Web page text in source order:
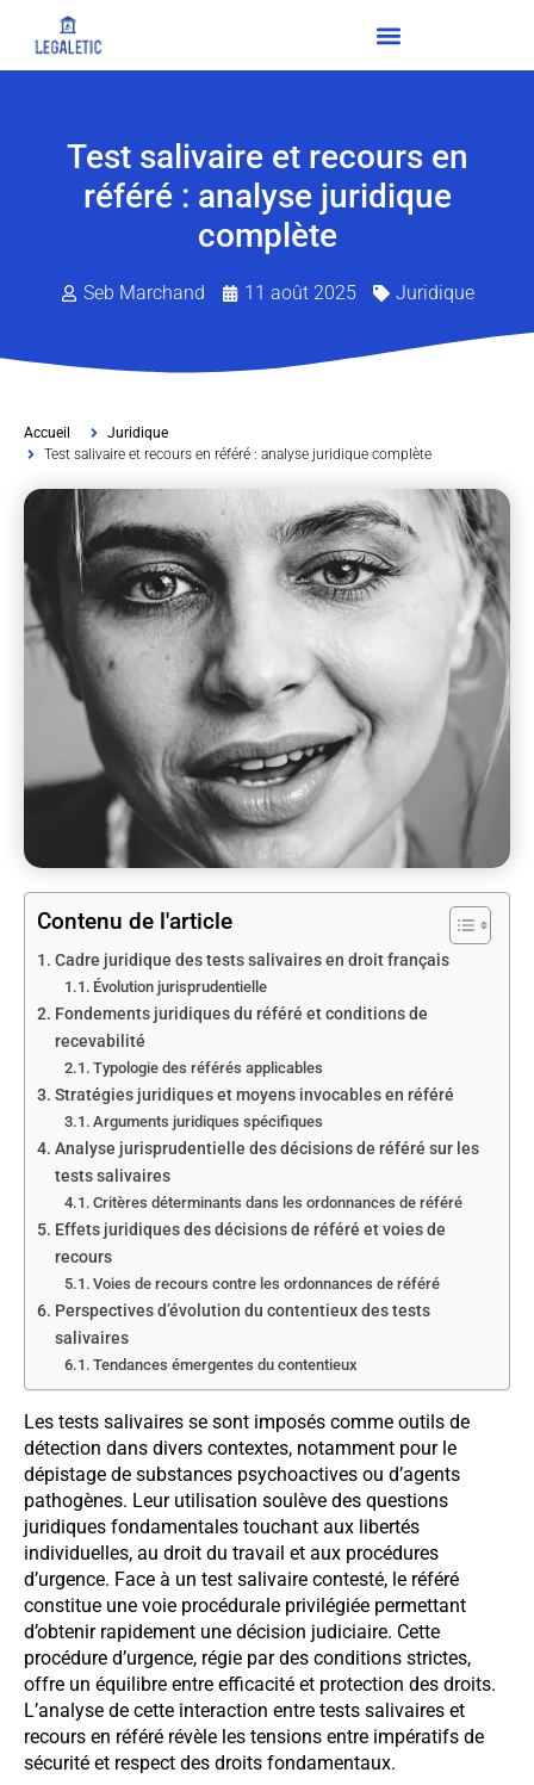
Test salivaire et recours en
référé : analyse juridique
complète
Seb Marchand 11 août 2025 Juridique
Accueil
Juridique
Test salivaire et recours en référé : analyse juridique complète
Contenu de l'article
Cadre juridique des tests salivaires en droit français
Évolution jurisprudentielle
Fondements juridiques du référé et conditions de
recevabilité
Typologie des référés applicables
Stratégies juridiques et moyens invocables en référé
Arguments juridiques spécifiques
Analyse jurisprudentielle des décisions de référé sur les
tests salivaires
Critères déterminants dans les ordonnances de référé
Effets juridiques des décisions de référé et voies de
recours
Voies de recours contre les ordonnances de référé
Perspectives d’évolution du contentieux des tests
salivaires
Tendances émergentes du contentieux
Les tests salivaires se sont imposés comme outils de
détection dans divers contextes, notamment pour le
dépistage de substances psychoactives ou d’agents
pathogènes. Leur utilisation soulève des questions
juridiques fondamentales touchant aux libertés
individuelles, au droit du travail et aux procédures
d’urgence. Face à un test salivaire contesté, le référé
constitue une voie procédurale privilégiée permettant
d’obtenir rapidement une décision judiciaire. Cette
procédure d’urgence, régie par des conditions strictes,
offre un équilibre entre efficacité et protection des droits.
L’analyse de cette interaction entre tests salivaires et
recours en référé révèle les tensions entre impératifs de
sécurité et respect des droits fondamentaux.